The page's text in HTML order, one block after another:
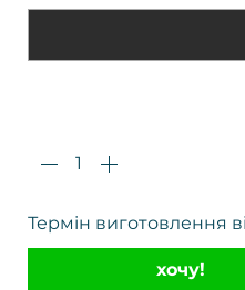
Термін виготовлення
хочу!